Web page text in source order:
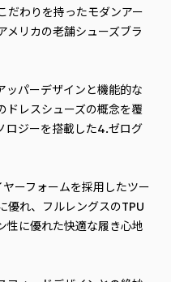
だわりを持ったモダンアー
メリカの老舗シューズブラ
ッパーデザインと機能的な
ドレスシューズの概念を覆
ロジーを搭載した4.ゼログ
ーフォームを採用したツー
優れ、フルレングスのTPU
性に優れた快適な履き心地